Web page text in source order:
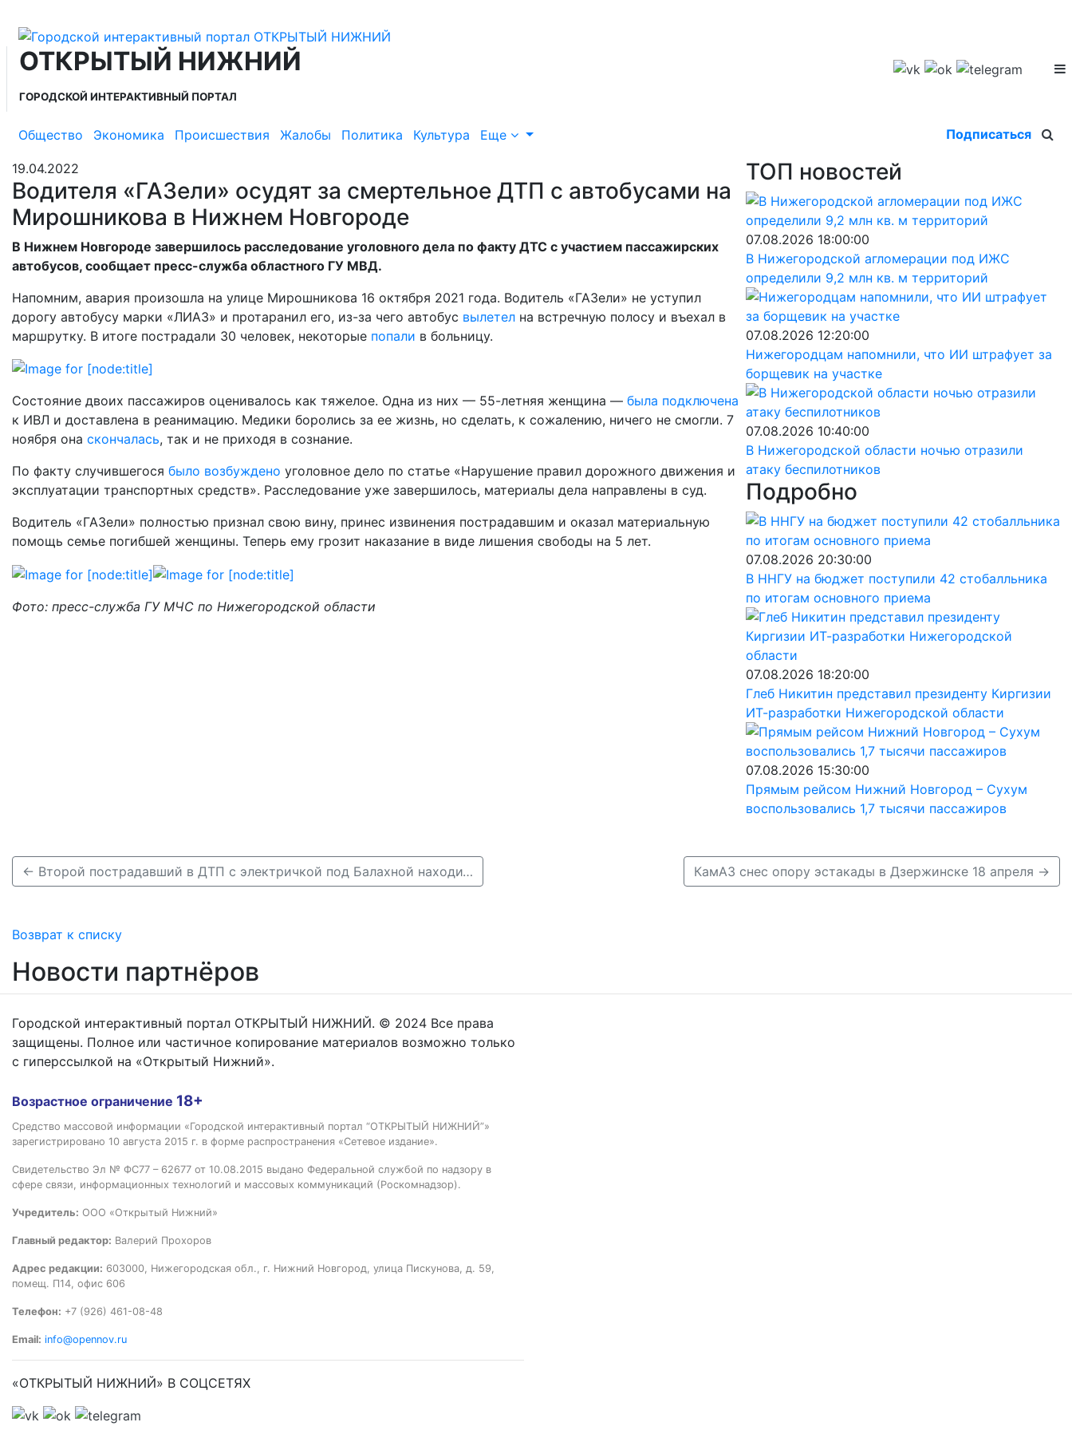
ОТКРЫТЫЙ НИЖНИЙ
ГОРОДСКОЙ ИНТЕРАКТИВНЫЙ ПОРТАЛ
Общество Экономика Происшествия Жалобы Политика Культура Еще Подписаться
19.04.2022
Водителя «ГАЗели» осудят за смертельное ДТП с автобусами на
Мирошникова в Нижнем Новгороде
В Нижнем Новгороде завершилось расследование уголовного дела по факту ДТС с участием пассажирских
автобусов, сообщает пресс-служба областного ГУ МВД.
Напомним, авария произошла на улице Мирошникова 16 октября 2021 года. Водитель «ГАЗели» не уступил
дорогу автобусу марки «ЛИАЗ» и протаранил его, из-за чего автобус вылетел на встречную полосу и въехал в
маршрутку. В итоге пострадали 30 человек, некоторые попали в больницу.
Состояние двоих пассажиров оценивалось как тяжелое. Одна из них — 55-летняя женщина — была подключена
к ИВЛ и доставлена в реанимацию. Медики боролись за ее жизнь, но сделать, к сожалению, ничего не смогли. 7
ноября она скончалась, так и не приходя в сознание.
По факту случившегося было возбуждено уголовное дело по статье «Нарушение правил дорожного движения и
эксплуатации транспортных средств». Расследование уже завершилось, материалы дела направлены в суд.
Водитель «ГАЗели» полностью признал свою вину, принес извинения пострадавшим и оказал материальную
помощь семье погибшей женщины. Теперь ему грозит наказание в виде лишения свободы на 5 лет.
Фото: пресс-служба ГУ МЧС по Нижегородской области
ТОП новостей
07.08.2026 18:00:00
В Нижегородской агломерации под ИЖС
определили 9,2 млн кв. м территорий
07.08.2026 12:20:00
Нижегородцам напомнили, что ИИ штрафует за
борщевик на участке
07.08.2026 10:40:00
В Нижегородской области ночью отразили
атаку беспилотников
Подробно
07.08.2026 20:30:00
В ННГУ на бюджет поступили 42 стобалльника
по итогам основного приема
07.08.2026 18:20:00
Глеб Никитин представил президенту Киргизии
ИТ-разработки Нижегородской области
07.08.2026 15:30:00
Прямым рейсом Нижний Новгород – Сухум
воспользовались 1,7 тысячи пассажиров
← Второй пострадавший в ДТП с электричкой под Балахной находится в реанимации КамАЗ снес опору эстакады в Дзержинске 18 апреля →
Возврат к списку
Новости партнёров
Городской интерактивный портал ОТКРЫТЫЙ НИЖНИЙ. © 2024 Все права
защищены. Полное или частичное копирование материалов возможно только
с гиперссылкой на «Открытый Нижний».
Возрастное ограничение 18+
Средство массовой информации «Городской интерактивный портал “ОТКРЫТЫЙ НИЖНИЙ”»
зарегистрировано 10 августа 2015 г. в форме распространения «Сетевое издание».
Свидетельство Эл № ФС77 – 62677 от 10.08.2015 выдано Федеральной службой по надзору в
сфере связи, информационных технологий и массовых коммуникаций (Роскомнадзор).
Учредитель: ООО «Открытый Нижний»
Главный редактор: Валерий Прохоров
Адрес редакции: 603000, Нижегородская обл., г. Нижний Новгород, улица Пискунова, д. 59,
помещ. П14, офис 606
Телефон: +7 (926) 461-08-48
Email: info@opennov.ru
«ОТКРЫТЫЙ НИЖНИЙ» В СОЦСЕТЯХ